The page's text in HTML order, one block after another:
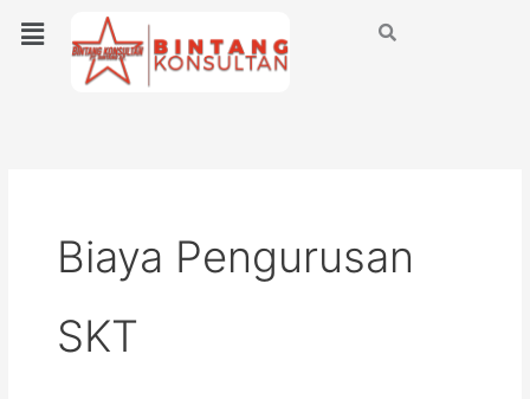
Menu
Biaya Pengurusan
SKT